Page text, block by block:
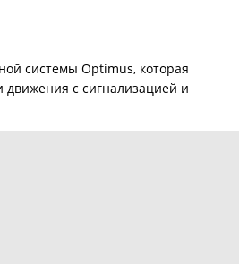
системы Optimus, которая
движения с сигнализацией и